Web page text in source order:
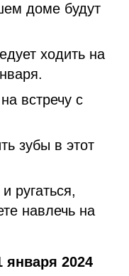
доме будут
ходить на
встречу с
зубы в этот
ругаться,
навлечь на
2024